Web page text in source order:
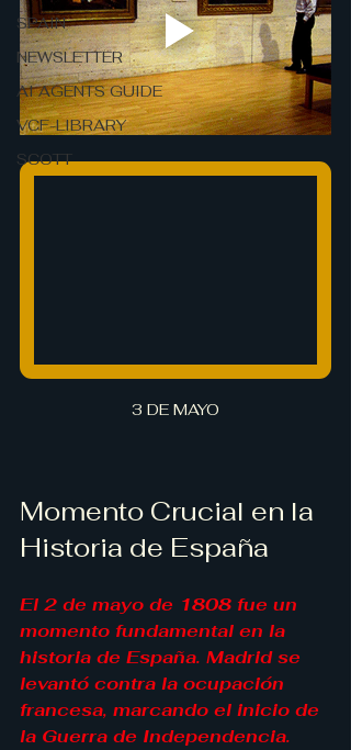
SPAIN
NEWSLETTER
AI AGENTS GUIDE
VCF-LIBRARY
SCOTT
3 DE MAYO
Momento Crucial en la
Historia de España
El 2 de mayo de 1808 fue un
momento fundamental en la
historia de España. Madrid se
levantó contra la ocupación
francesa, marcando el inicio de
la Guerra de Independencia.